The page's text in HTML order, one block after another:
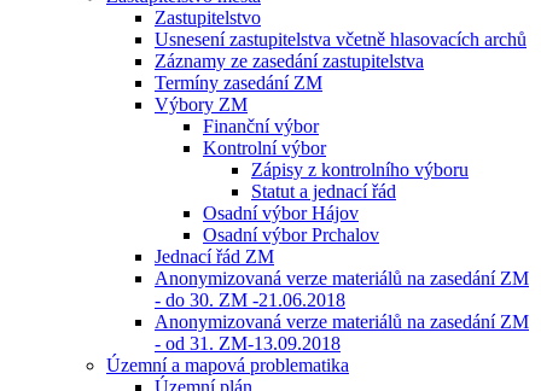
Zastupitelstvo
Usnesení zastupitelstva včetně hlasovacích archů
Záznamy ze zasedání zastupitelstva
Termíny zasedání ZM
Výbory ZM
Finanční výbor
Kontrolní výbor
Zápisy z kontrolního výboru
Statut a jednací řád
Osadní výbor Hájov
Osadní výbor Prchalov
Jednací řád ZM
Anonymizovaná verze materiálů na zasedání ZM
- do 30. ZM -21.06.2018
Anonymizovaná verze materiálů na zasedání ZM
- od 31. ZM-13.09.2018
Územní a mapová problematika
Územní plán